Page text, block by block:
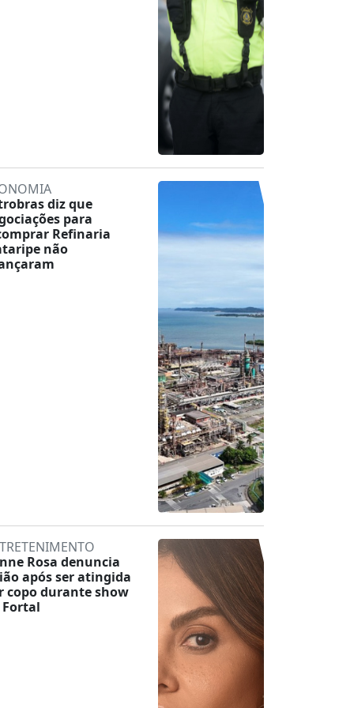
diz que
para
Refinaria
não
Rosa denuncia
após ser atingida
copo durante show